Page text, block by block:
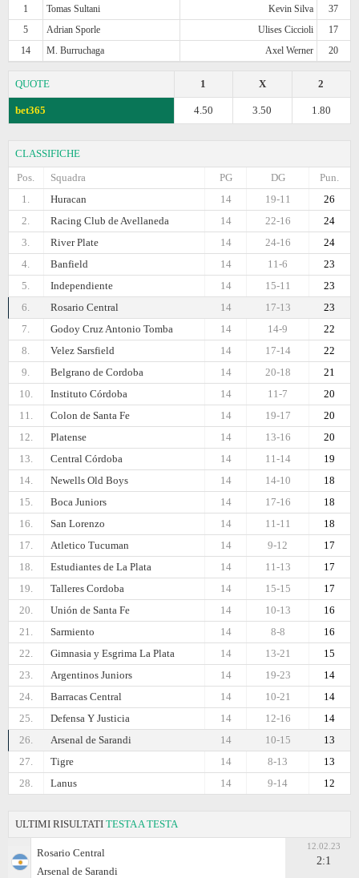
1
Tomas Sultani Kevin Silva
37
5
Adrian Sporle Ulises Ciccioli
17
14
M. Burruchaga Axel Werner 20
QUOTE 2
X
1
bet365 1.80
3.50
4.50
CLASSIFICHE
Pos.
Squadra Pun.
DG
PG
1.
Huracan 26
19-11
14
2.
Racing Club de Avellaneda 24
22-16
14
3.
River Plate 24
24-16
14
4.
Banfield 23
11-6
14
5.
Independiente 23
15-11
14
6.
Rosario Central 23
17-13
14
7.
Godoy Cruz Antonio Tomba 22
14-9
14
8.
Velez Sarsfield 22
17-14
14
9.
Belgrano de Cordoba 21
20-18
14
10.
Instituto Córdoba 20
11-7
14
11.
Colon de Santa Fe 20
19-17
14
12.
Platense 20
13-16
14
13.
Central Córdoba 19
11-14
14
14.
Newells Old Boys 18
14-10
14
15.
Boca Juniors 18
17-16
14
16.
San Lorenzo 18
11-11
14
17.
Atletico Tucuman 17
9-12
14
18.
Estudiantes de La Plata 17
11-13
14
19.
Talleres Cordoba 17
15-15
14
20.
Unión de Santa Fe 16
10-13
14
21.
Sarmiento 16
8-8
14
22.
Gimnasia y Esgrima La Plata 15
13-21
14
23.
Argentinos Juniors 14
19-23
14
24.
Barracas Central 14
10-21
14
25.
Defensa Y Justicia 14
12-16
14
26.
Arsenal de Sarandi 13
10-15
14
27.
Tigre 13
8-13
14
28.
Lanus 12
9-14
14
ULTIMI RISULTATI TESTA A TESTA
Rosario Central
Arsenal de Sarandi
12.02.23
2:1